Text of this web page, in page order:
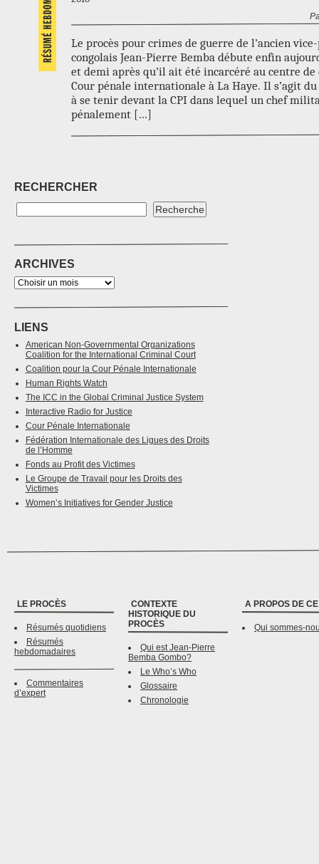
Le procès pour crimes de guerre de l’ancien
congolais Jean-Pierre Bemba débute enfin
et demi après qu’il ait été incarcéré au centre
Cour pénale internationale à La Haye. Il s’agit
à se tenir devant la CPI dans lequel un chef
pénalement […]
RECHERCHER
ARCHIVES
LIENS
American Non-Governmental Organizations
Coalition for the International Criminal Court
Coalition pour la Cour Pénale Internationale
Human Rights Watch
The ICC in the Global Criminal Justice System
Interactive Radio for Justice
Cour Pénale Internationale
Fédération Internationale des Ligues des Droits
de l’Homme
Fonds au Profit des Victimes
Le Groupe de Travail pour les Droits des
Victimes
Women’s Initiatives for Gender Justice
LE PROCÈS
Résumés quotidiens
Résumés
hebdomadaires
Commentaires
d’expert
CONTEXTE
HISTORIQUE DU
PROCÈS
Qui est Jean-Pierre
Bemba Gombo?
Le Who’s Who
Glossaire
Chronologie
A PROPOS DE
Qui sommes-